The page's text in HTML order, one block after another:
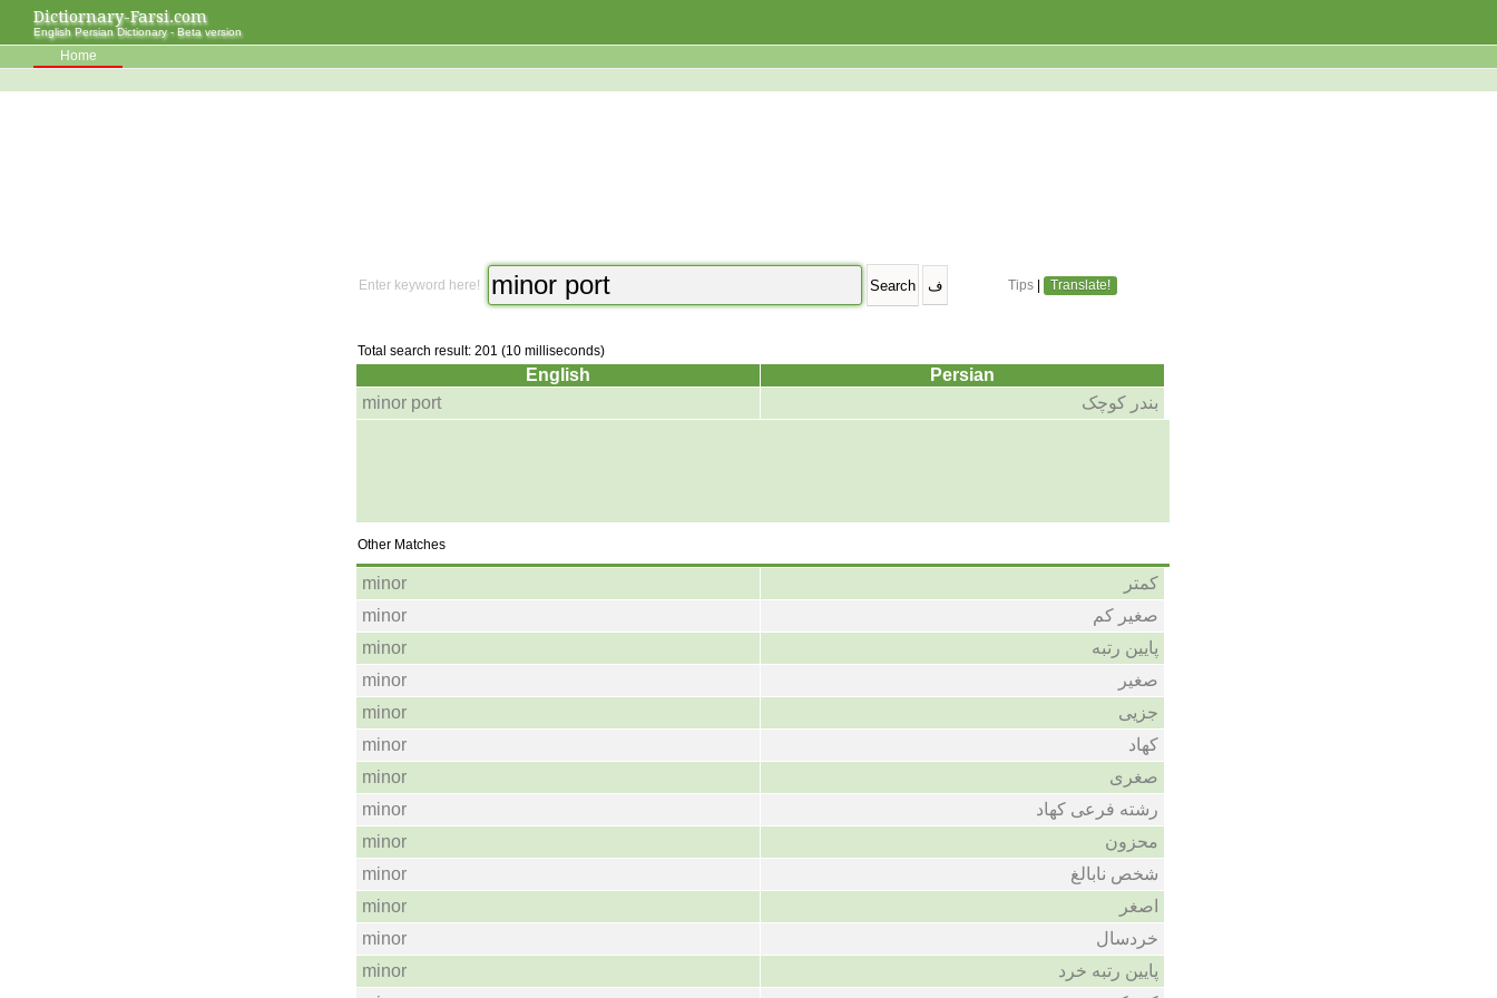
Dictiornary-Farsi.com
English Persian Dictionary - Beta version
Home
Enter keyword here! Tips Translate!
Total search result: 201 (10 milliseconds)
English
Persian
minor port
بندر کوچک
Other Matches
minor
کمتر
minor
صغیر کم
minor
پایین رتبه
minor
صغیر
minor
جزیی
minor
کهاد
minor
صغری
minor
رشته فرعی کهاد
minor
محزون
minor
شخص نابالغ
minor
اصغر
minor
خردسال
minor
پایین رتبه خرد